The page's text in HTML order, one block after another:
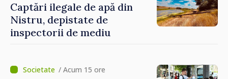
Captări ilegale de apă din
Nistru, depistate de
inspectorii de mediu
/ Acum 15 ore